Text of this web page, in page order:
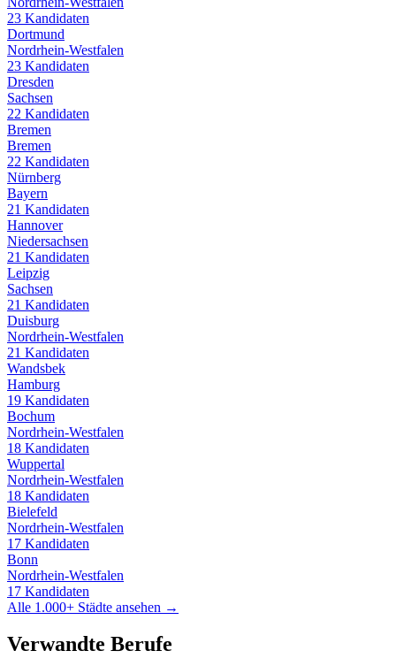
23 Kandidaten
Dortmund
Nordrhein-Westfalen
23 Kandidaten
Dresden
Sachsen
22 Kandidaten
Bremen
Bremen
22 Kandidaten
Nürnberg
Bayern
21 Kandidaten
Hannover
Niedersachsen
21 Kandidaten
Leipzig
Sachsen
21 Kandidaten
Duisburg
Nordrhein-Westfalen
21 Kandidaten
Wandsbek
Hamburg
19 Kandidaten
Bochum
Nordrhein-Westfalen
18 Kandidaten
Wuppertal
Nordrhein-Westfalen
18 Kandidaten
Bielefeld
Nordrhein-Westfalen
17 Kandidaten
Bonn
Nordrhein-Westfalen
17 Kandidaten
Alle 1.000+ Städte ansehen →
Verwandte Berufe